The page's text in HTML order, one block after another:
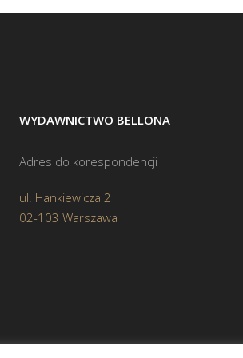
WYDAWNICTWO BELLONA
Adres do korespondencji
ul. Hankiewicza 2
02-103 Warszawa